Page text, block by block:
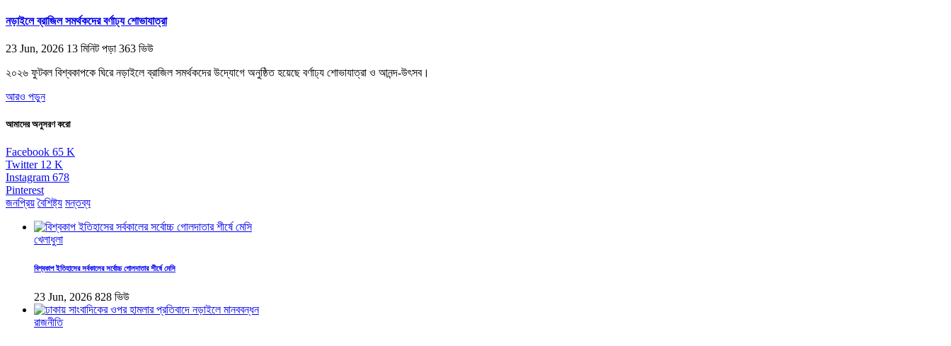
নড়াইলে ব্রাজিল সমর্থকদের বর্ণাঢ্য শোভাযাত্রা
23 Jun, 2026 13 মিনিট পড়া 363 ভিউ
২০২৬ ফুটবল বিশ্বকাপকে ঘিরে নড়াইলে ব্রাজিল সমর্থকদের উদ্যোগে অনুষ্ঠিত হয়েছে বর্ণাঢ্য শোভাযাত্রা ও আনন্দ-উৎসব।
আরও পড়ুন
আমাদের অনুসরণ করো
Facebook 65 K
Twitter 12 K
Instagram 678
Pinterest
জনপ্রিয় বৈশিষ্ট্য মন্তব্য
খেলাধুলা
বিশ্বকাপ ইতিহাসের সর্বকালের সর্বোচ্চ গোলদাতার শীর্ষে মেসি
23 Jun, 2026 828 ভিউ
রাজনীতি